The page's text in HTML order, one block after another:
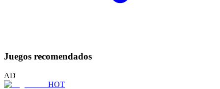
Juegos recomendados
AD
HOT